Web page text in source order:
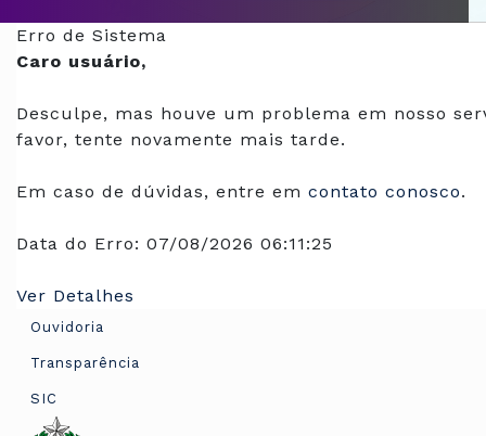
Erro de Sistema
Caro usuário,
Desculpe, mas houve um problema em nosso
favor, tente novamente mais tarde.
Em caso de dúvidas, entre em contato conosco.
Data do Erro: 07/08/2026 06:11:25
Ver Detalhes
Ouvidoria
Transparência
SIC